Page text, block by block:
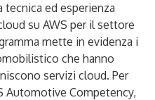
ed esperienza
su AWS per il settore
mette in evidenza i
che hanno
servizi cloud. Per
Automotive Competency,